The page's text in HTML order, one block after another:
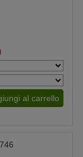
al carrello